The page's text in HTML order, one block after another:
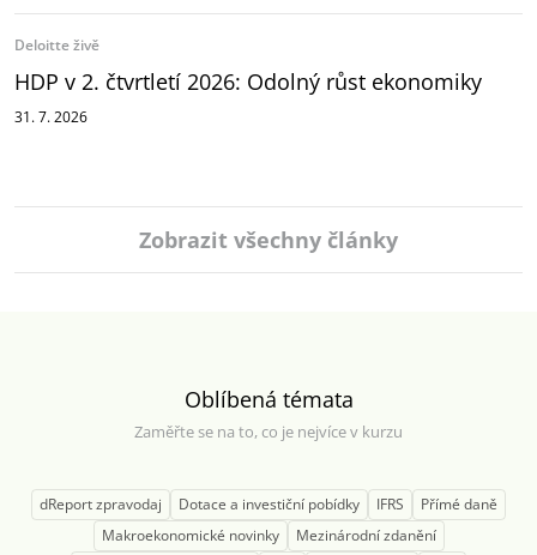
Deloitte živě
HDP v 2. čtvrtletí 2026: Odolný růst ekonomiky
31. 7. 2026
Zobrazit všechny články
Oblíbená témata
Zaměřte se na to, co je nejvíce v kurzu
dReport zpravodaj Dotace a investiční pobídky IFRS
Přímé daně
Makroekonomické novinky
Mezinárodní zdanění